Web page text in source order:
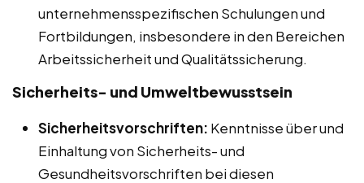
unternehmensspezifischen Schulungen und
Fortbildungen, insbesondere in den Bereichen
Arbeitssicherheit und Qualitätssicherung.
Sicherheits- und Umweltbewusstsein
Sicherheitsvorschriften: Kenntnisse über und
Einhaltung von Sicherheits- und
Gesundheitsvorschriften bei diesen